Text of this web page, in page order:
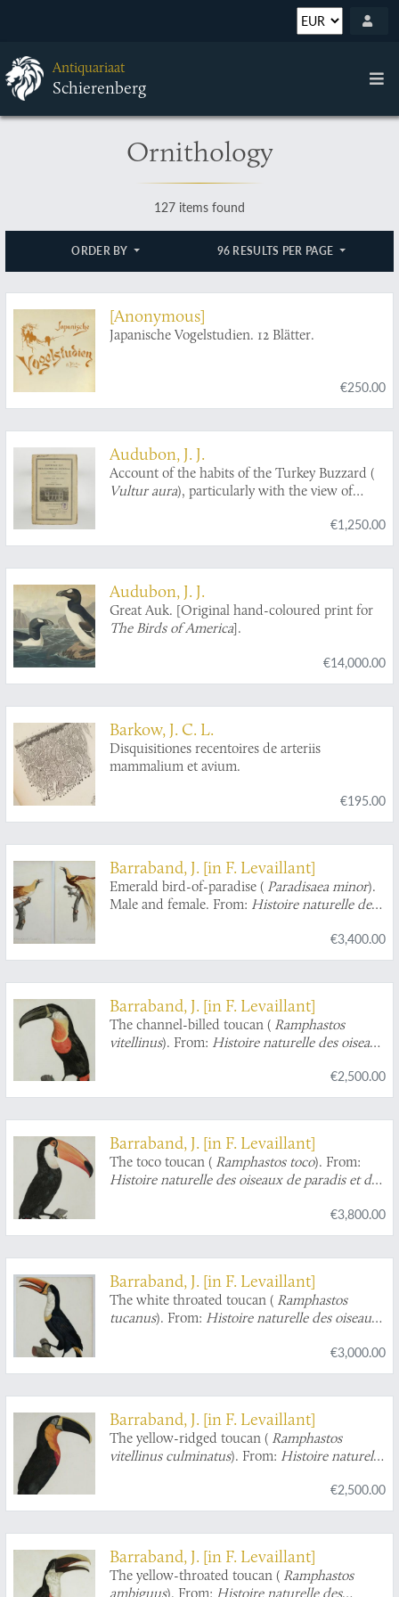
Antiquariaat
Schierenberg
Ornithology
127 items found
ORDER BY 96 RESULTS PER PAGE
[Anonymous]
Japanische Vogelstudien. 12 Blätter.
€250.00
Audubon, J. J.
Account of the habits of the Turkey Buzzard (
Vultur aura), particularly with the view of
€1,250.00
Audubon, J. J.
Great Auk. [Original hand-coloured print for
The Birds of America].
€14,000.00
Barkow, J. C. L.
Disquisitiones recentoires de arteriis
mammalium et avium.
€195.00
Barraband, J. [in F. Levaillant]
Emerald bird-of-paradise ( Paradisaea minor).
Male and female. From: Histoire naturelle des
[Plates 4 and 5. Le
Petit Oiseau de Paradis Emeraude].
€3,400.00
Barraband, J. [in F. Levaillant]
The channel-billed toucan ( Ramphastos
vitellinus). From: Histoire naturelle des oiseaux
[Plate 7. Le Pignancoin].
€2,500.00
Barraband, J. [in F. Levaillant]
The toco toucan ( Ramphastos toco). From:
Histoire naturelle des oiseaux de paradis et des
€3,800.00
Barraband, J. [in F. Levaillant]
The white throated toucan ( Ramphastos
tucanus). From: Histoire naturelle des oiseaux
[Plate 4. Le Cocan à
collier jaune].
€3,000.00
Barraband, J. [in F. Levaillant]
The yellow-ridged toucan ( Ramphastos
vitellinus culminatus). From: Histoire naturelle
[Plate 5. Le
grand Toucan à gorge orange].
€2,500.00
Barraband, J. [in F. Levaillant]
The yellow-throated toucan ( Ramphastos
ambiguus). From: Histoire naturelle des